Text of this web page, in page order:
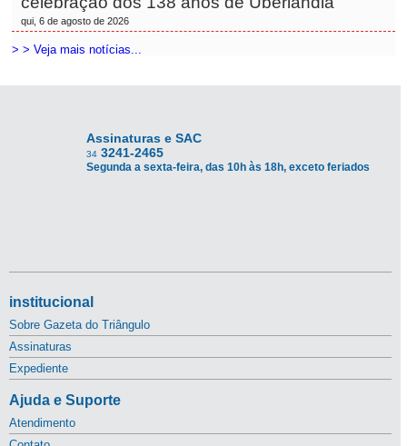
qui, 6 de agosto de 2026
> > Veja mais notícias...
Assinaturas e SAC
34 3241-2465
Segunda a sexta-feira, das 10h às 18h, exceto feriados
institucional
Sobre Gazeta do Triângulo
Assinaturas
Expediente
Ajuda e Suporte
Atendimento